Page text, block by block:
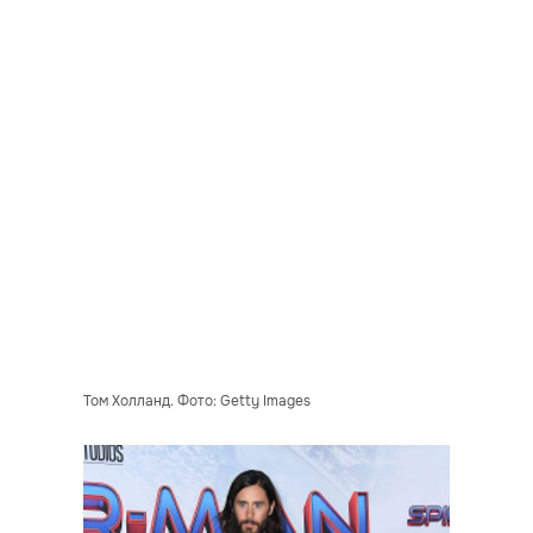
Том Холланд. Фото: Getty Images